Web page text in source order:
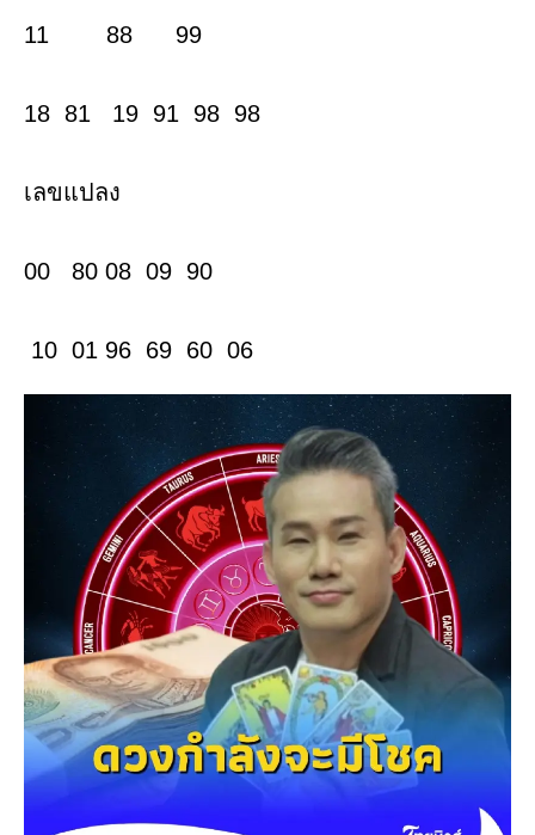
11 88 99
18 81 19 91 98 98
เลขแปลง
00 80 08 09 90
10 01 96 69 60 06